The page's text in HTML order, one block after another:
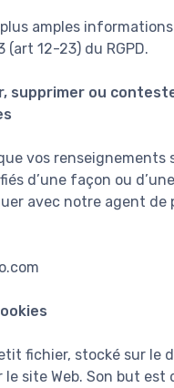
amples
12-23) du RGPD.
supprimer ou
vos renseignements
d’une façon ou
avec notre agent de
fichier, stocké sur le
le site Web. Son but est